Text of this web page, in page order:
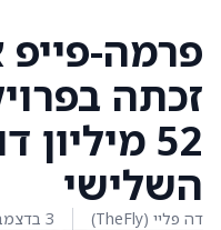
פרמה-פייפ
זכתה
52
השלישי
דה פליי (TheFly) 3 בדצמבר 2025